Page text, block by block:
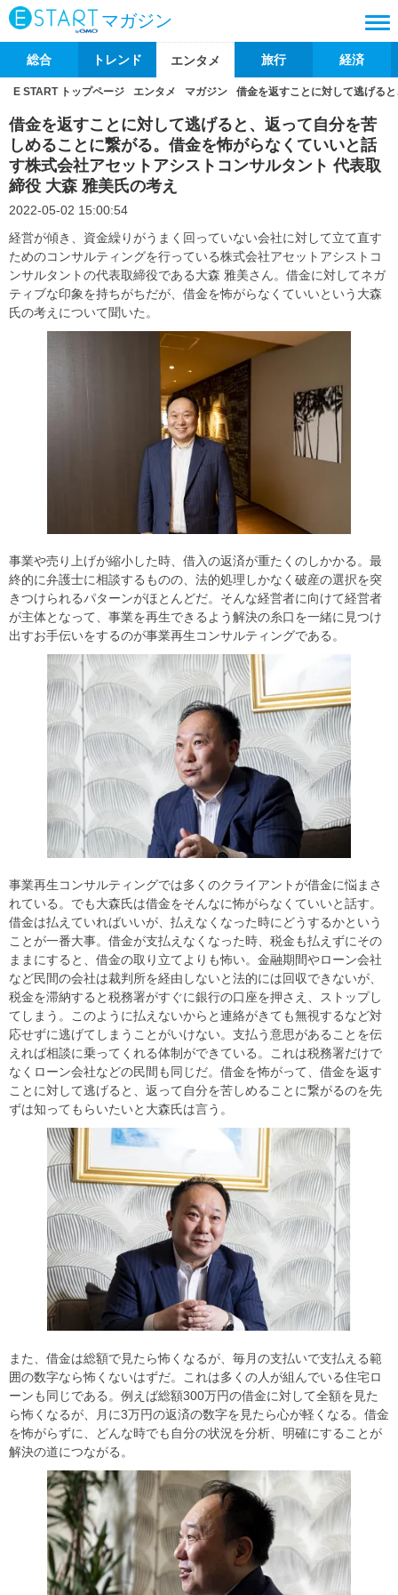
マガジン
総合 トレンド エンタメ 旅行 経済
E START トップページ エンタメ マガジン 借金を返すことに対して逃げる
借金を返すことに対して逃げると、返って自分を苦
しめることに繋がる。借金を怖がらなくていいと話
す株式会社アセットアシストコンサルタント 代表取
締役 大森 雅美氏の考え
2022-05-02 15:00:54
経営が傾き、資金繰りがうまく回っていない会社に対して立て直す
ためのコンサルティングを行っている株式会社アセットアシストコ
ンサルタントの代表取締役である大森 雅美さん。借金に対してネガ
ティブな印象を持ちがちだが、借金を怖がらなくていいという大森
氏の考えについて聞いた。
事業や売り上げが縮小した時、借入の返済が重たくのしかかる。最
終的に弁護士に相談するものの、法的処理しかなく破産の選択を突
きつけられるパターンがほとんどだ。そんな経営者に向けて経営者
が主体となって、事業を再生できるよう解決の糸口を一緒に見つけ
出すお手伝いをするのが事業再生コンサルティングである。
事業再生コンサルティングでは多くのクライアントが借金に悩まさ
れている。でも大森氏は借金をそんなに怖がらなくていいと話す。
借金は払えていればいいが、払えなくなった時にどうするかという
ことが一番大事。借金が支払えなくなった時、税金も払えずにその
ままにすると、借金の取り立てよりも怖い。金融期間やローン会社
など民間の会社は裁判所を経由しないと法的には回収できないが、
税金を滞納すると税務署がすぐに銀行の口座を押さえ、ストップし
てしまう。このように払えないからと連絡がきても無視するなど対
応せずに逃げてしまうことがいけない。支払う意思があることを伝
えれば相談に乗ってくれる体制ができている。これは税務署だけで
なくローン会社などの民間も同じだ。借金を怖がって、借金を返す
ことに対して逃げると、返って自分を苦しめることに繋がるのを先
ずは知ってもらいたいと大森氏は言う。
また、借金は総額で見たら怖くなるが、毎月の支払いで支払える範
囲の数字なら怖くないはずだ。これは多くの人が組んでいる住宅ロ
ーンも同じである。例えば総額300万円の借金に対して全額を見た
ら怖くなるが、月に3万円の返済の数字を見たら心が軽くなる。借金
を怖がらずに、どんな時でも自分の状況を分析、明確にすることが
解決の道につながる。